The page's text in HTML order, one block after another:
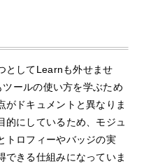
としてLearnも外せませ
ールの使い方を学ぶため
がドキュメントと異なりま
的にしているため、モジュ
トロフィーやバッジの実
できる仕組みになっていま